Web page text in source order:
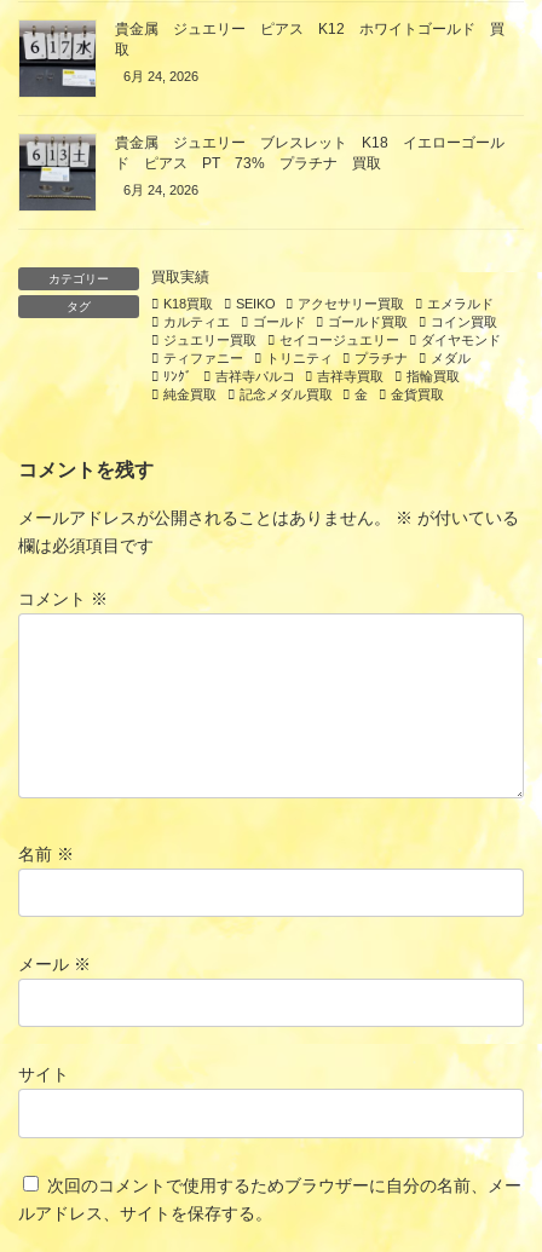
貴金属 ジュエリー ピアス K12 ホワイトゴールド 買
取
6月 24, 2026
貴金属 ジュエリー ブレスレット K18 イエローゴール
ド ピアス PT 73% プラチナ 買取
6月 24, 2026
カテゴリー 買取実績
タグ K18買取 SEIKO アクセサリー買取
エメラルド
カルティエ
ゴールド ゴールド買取
コイン買取
ジュエリー買取
セイコージュエリー
ダイヤモンド
ティファニー
トリニティ プラチナ
メダル
ﾘﾝｸﾞ
吉祥寺パルコ 吉祥寺買取
指輪買取
純金買取
記念メダル買取 金 金貨買取
コメントを残す
メールアドレスが公開されることはありません。 ※ が付いている
欄は必須項目です
コメント ※
名前 ※
メール ※
サイト
次回のコメントで使用するためブラウザーに自分の名前、メー
ルアドレス、サイトを保存する。